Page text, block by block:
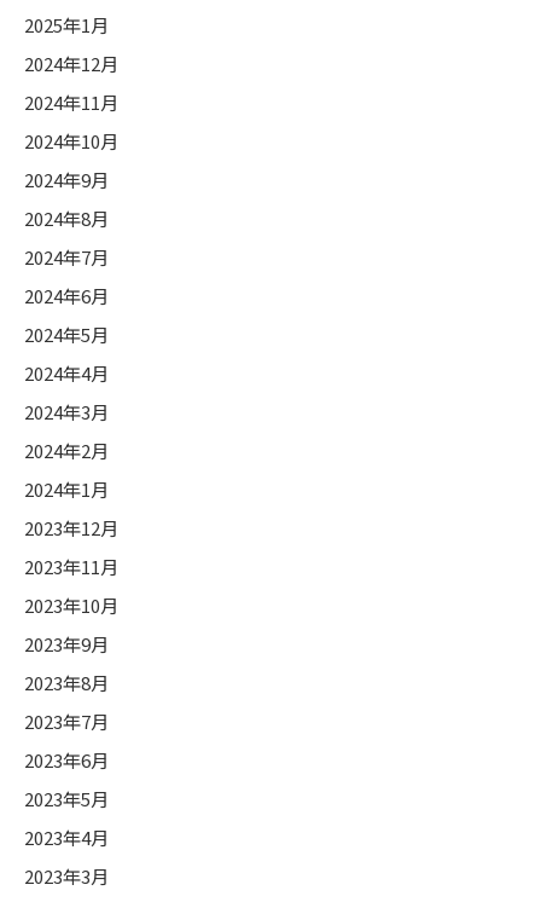
2025年1月
2024年12月
2024年11月
2024年10月
2024年9月
2024年8月
2024年7月
2024年6月
2024年5月
2024年4月
2024年3月
2024年2月
2024年1月
2023年12月
2023年11月
2023年10月
2023年9月
2023年8月
2023年7月
2023年6月
2023年5月
2023年4月
2023年3月